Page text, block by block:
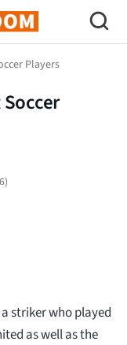
Players
)
striker who played
as well as the